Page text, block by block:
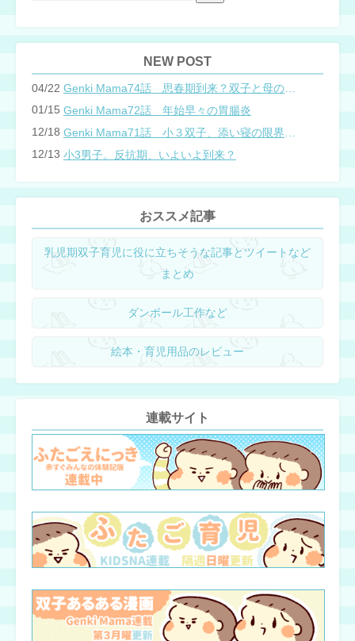
NEW POST
04/22
Genki Mama74話 思春期到来？双子と母のバトル
01/15 Genki Mama72話 年始早々の胃腸炎
12/18
12/13 小3男子。反抗期、いよいよ到来？
おススメ記事
乳児期双子育児に役に立ちそうな記事とツイートなど
まとめ
ダンボール工作など
絵本・育児用品のレビュー
連載サイト